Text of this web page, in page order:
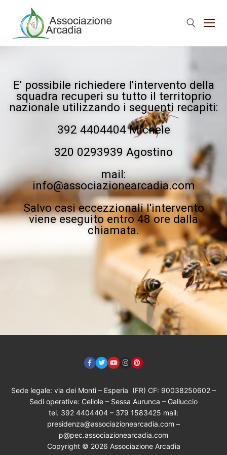
E' possibile richiedere l'intervento della
squadra recuperi su tutto il territoprio
nazionale utilizzando i seguenti recapiti:
392 4404404 Michele
320 0293939 Agostino
mail:
info@associazionearcadia.com
Salvo casi eccezzionali l'intervento
viene eseguito entro 48 ore dalla
chiamata.
Sede legale: via dei Monti – Esperia (FR) CF: 90038250602 –
Sedi operative: Cellole – Sessa Aurunca – Galluccio
tel. 392 4404404 – 379 1583425 mail:
presidenza@associazionearcadia.com –
p@pec.associazionearcadia.com
Copyright © 2026 Associazione Arcadia